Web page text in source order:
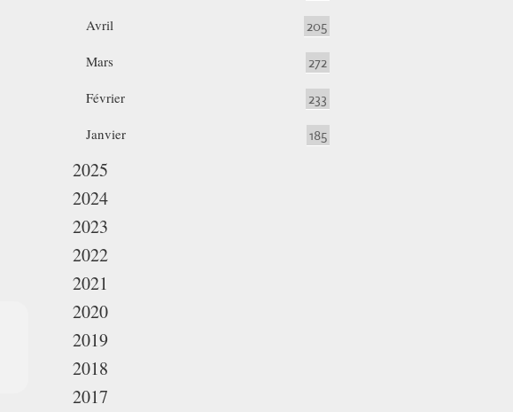
Avril 205
Mars 272
Février 233
Janvier 185
2025
2024
2023
2022
2021
2020
2019
2018
2017